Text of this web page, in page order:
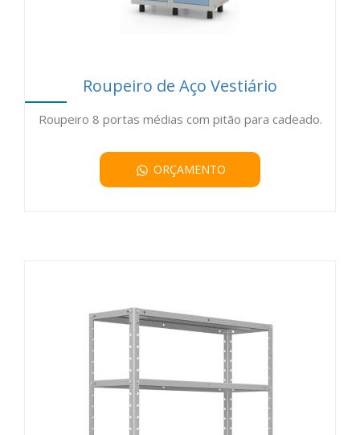
Roupeiro de Aço Vestiário
Roupeiro 8 portas médias com pitão para cadeado.
ORÇAMENTO